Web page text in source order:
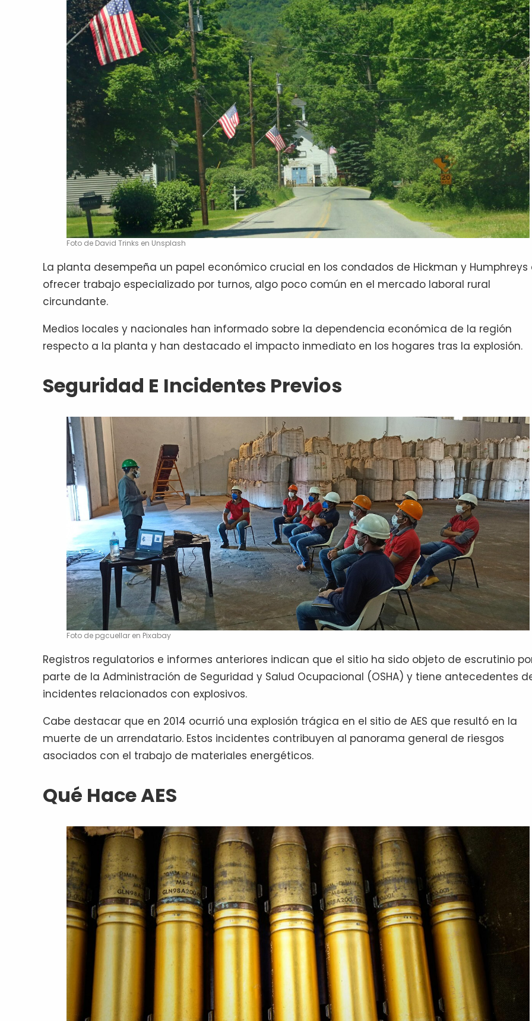
Foto de David Trinks en Unsplash
La planta desempeña un papel económico crucial en los condados de Hickman y Humphreys
ofrecer trabajo especializado por turnos, algo poco común en el mercado laboral rural
circundante.
Medios locales y nacionales han informado sobre la dependencia económica de la región
respecto a la planta y han destacado el impacto inmediato en los hogares tras la explosión.
Seguridad E Incidentes Previos
Foto de pgcuellar en Pixabay
Registros regulatorios e informes anteriores indican que el sitio ha sido objeto de escrutinio
parte de la Administración de Seguridad y Salud Ocupacional (OSHA) y tiene antecedentes
incidentes relacionados con explosivos.
Cabe destacar que en 2014 ocurrió una explosión trágica en el sitio de AES que resultó en la
muerte de un arrendatario. Estos incidentes contribuyen al panorama general de riesgos
asociados con el trabajo de materiales energéticos.
Qué Hace AES